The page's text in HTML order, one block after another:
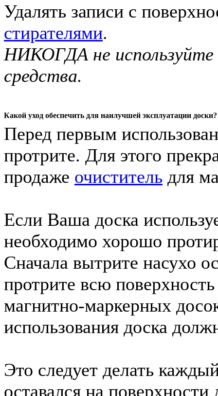
Удалять записи с
стирателями.
НИКОГДА не используйте
средства.
Какой уход обеспечить для наилучшей эксплуатации доски?
Перед первым
протрите. Для этого
продаже очиститель для
Если Ваша доска
необходимо хорошо
Сначала вытрите насухо
протрите всю
магнитно-маркерных
использования доска
Это следует делать
оставался на